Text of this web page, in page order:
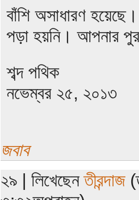
বাঁশি অসাধারণ
পড়া হয়নি। আপনার
শব্দ পথিক
নভেম্বর ২৫, ২০১৩
জবাব
২৯ | লিখেছেনতীরন্দাজ